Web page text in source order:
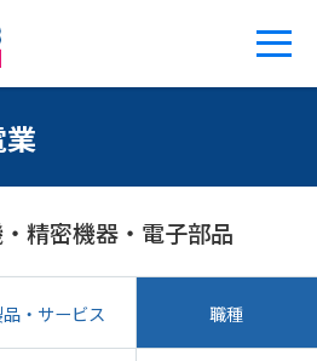
精密機器・電子部品
・サービス 職種